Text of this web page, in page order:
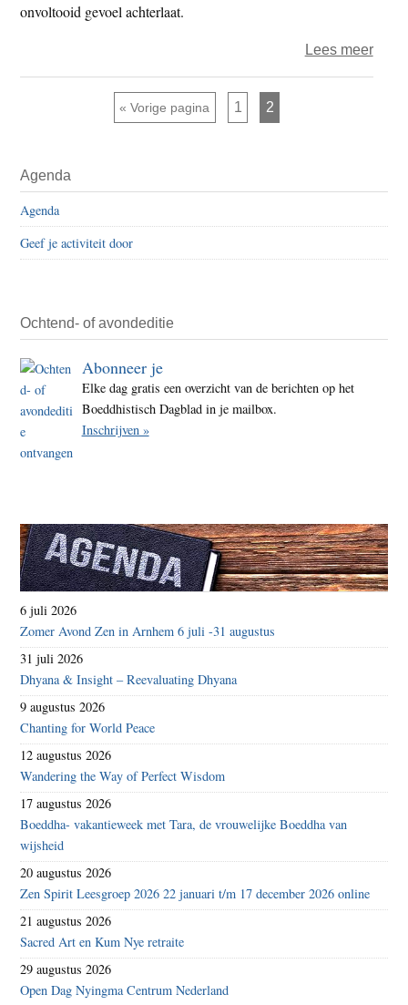
onvoltooid gevoel achterlaat.
Lees meerover
«Ga naar
Vorige pagina Pagina
1 Pagina
2
Sidebar
Agenda
Agenda
Geef je activiteit door
Ochtend- of avondeditie
Abonneer je
Elke dag gratis een overzicht van de berichten op het
Boeddhistisch Dagblad in je mailbox.
Inschrijven »
6 juli 2026
Zomer Avond Zen in Arnhem 6 juli -31 augustus
31 juli 2026
Dhyana & Insight – Reevaluating Dhyana
9 augustus 2026
Chanting for World Peace
12 augustus 2026
Wandering the Way of Perfect Wisdom
17 augustus 2026
Boeddha- vakantieweek met Tara, de vrouwelijke Boeddha van
wijsheid
20 augustus 2026
Zen Spirit Leesgroep 2026 22 januari t/m 17 december 2026 online
21 augustus 2026
Sacred Art en Kum Nye retraite
29 augustus 2026
Open Dag Nyingma Centrum Nederland